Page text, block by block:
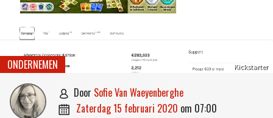
Kickstarter
ONDERNEMEN
 door Sofie Van Waeyenberghe
 zaterdag 15 februari 2020 om 07:00